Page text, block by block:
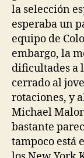
la selección
esperaba un
equipo de
embargo, la
dificultades a
cerrado al
rotaciones, y
Michael
bastante
tampoco está